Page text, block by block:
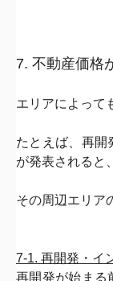
7. 不動産価格
エリアによって
たとえば、再開
が発表されると、
その周辺エリア
7-1. 再開発・イ
再開発が始まる